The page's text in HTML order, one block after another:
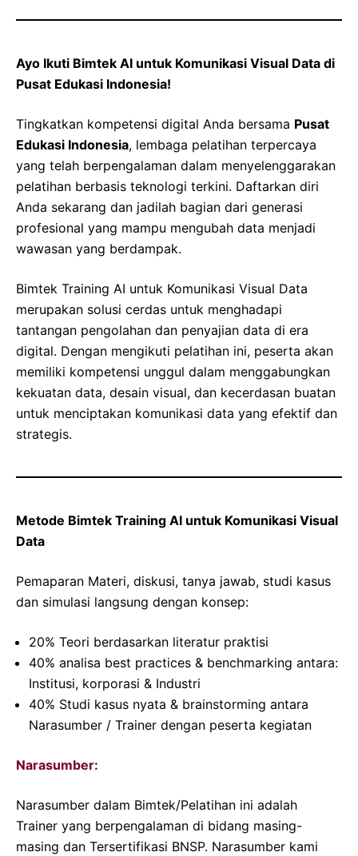
Ayo Ikuti Bimtek AI untuk Komunikasi Visual Data di
Pusat Edukasi Indonesia!
Tingkatkan kompetensi digital Anda bersama Pusat
Edukasi Indonesia, lembaga pelatihan terpercaya
yang telah berpengalaman dalam menyelenggarakan
pelatihan berbasis teknologi terkini. Daftarkan diri
Anda sekarang dan jadilah bagian dari generasi
profesional yang mampu mengubah data menjadi
wawasan yang berdampak.
Bimtek Training AI untuk Komunikasi Visual Data
merupakan solusi cerdas untuk menghadapi
tantangan pengolahan dan penyajian data di era
digital. Dengan mengikuti pelatihan ini, peserta akan
memiliki kompetensi unggul dalam menggabungkan
kekuatan data, desain visual, dan kecerdasan buatan
untuk menciptakan komunikasi data yang efektif dan
strategis.
Metode Bimtek Training AI untuk Komunikasi Visual
Data
Pemaparan Materi, diskusi, tanya jawab, studi kasus
dan simulasi langsung dengan konsep:
20% Teori berdasarkan literatur praktisi
40% analisa best practices & benchmarking antara:
Institusi, korporasi & Industri
40% Studi kasus nyata & brainstorming antara
Narasumber / Trainer dengan peserta kegiatan
Narasumber:
Narasumber dalam Bimtek/Pelatihan ini adalah
Trainer yang berpengalaman di bidang masing-
masing dan Tersertifikasi BNSP. Narasumber kami